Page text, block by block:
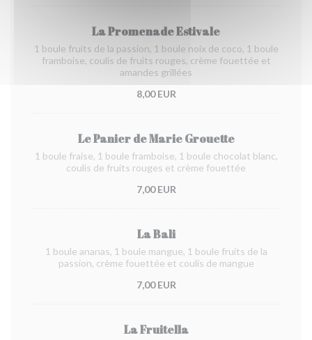
La Promenade Estivale
1 boule fruits de la passion, 1 boule noix de coco, 1 boule
framboise, coulis de fruits rouges, crème fouettée et
amandes grillées
8,00 EUR
Le Panier de Marie Grouette
1 boule fraise, 1 boule framboise, 1 boule chocolat blanc,
coulis de fruits rouges et crème fouettée
7,00 EUR
La Bali
1 boule ananas, 1 boule mangue, 1 boule fruits de la
passion, crème fouettée et coulis de mangue
7,00 EUR
La Fruitella